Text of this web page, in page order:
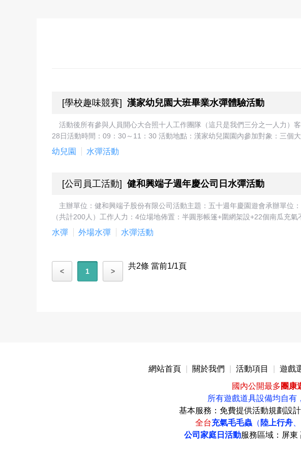
[學校趣味競賽] 漢家幼兒園大班畢業水彈體驗活動
活動後所有參與人員開心大合照十人工作團隊（這只是我們三分之一人力）
28日活動時間：09：30～11：30 活動地點：漢家幼兒園園內參加對象：三個大
幼兒園 水彈活動
[公司員工活動] 健和興端子週年慶公司日水彈活動
主辦單位：健和興端子股份有限公司活動主題：五十週年慶園遊會承辦單位
（共計200人）工作人力：4位場地佈置：半圓形帳篷+圍網架設+22個南瓜充氣
水彈 外場水彈 水彈活動
< 1 >
共2條 當前1/1頁
網站首頁 關於我們 活動項目 遊戲
國內公開最多團康
所有遊戲道具設備均自有，
基本服務：免費提供活動規劃設
全台充氣毛毛蟲 （ 陸上行舟
公司家庭日活動服務區域：屏東